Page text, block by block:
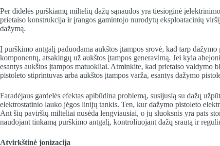
Per didelės purškiamų miltelių dažų sąnaudos yra tiesioginė
prietaiso konstrukcija ir įrangos gamintojo nurodytų eksploatacinių
dažymą.
Į purškimo antgalį paduodama aukštos įtampos srovė, kad tarp
komponentų, atsakingų už aukštos įtampos generavimą. Jei kyla
esantys aukštos įtampos matuokliai. Atminkite, kad prietaiso valdymo
pistoleto stiprintuvas arba aukštos įtampos varža, esantys dažymo
Faradėjaus gardelės efektas apibūdina problemą, susijusią su dažų
elektrostatinio lauko jėgos linijų tankis. Ten, kur dažymo pistoleto
Ant šių paviršių milteliai nusėda lengviausiai, o jų sluoksnis yra pats
naudojant tinkamą purškimo antgalį, kontroliuojant dažų srautą ir
Atvirkštinė jonizacija